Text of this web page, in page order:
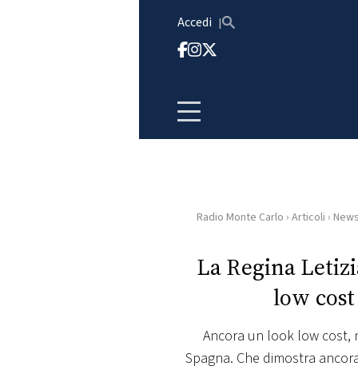
Accedi
HOME
RADIO
RADIO
Radio Monte Carlo › Articoli ›
La Regina
low
Ancora un look low cost,
Spagna. Che dimostra